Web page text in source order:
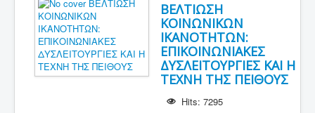
ΒΕΛΤΙΩΣΗ
ΚΟΙΝΩΝΙΚΩΝ
ΙΚΑΝΟΤΗΤΩΝ:
ΕΠΙΚΟΙΝΩΝΙΑΚΕΣ
ΔΥΣΛΕΙΤΟΥΡΓΙΕΣ ΚΑΙ Η
ΤΕΧΝΗ ΤΗΣ ΠΕΙΘΟΥΣ
Hits: 7295